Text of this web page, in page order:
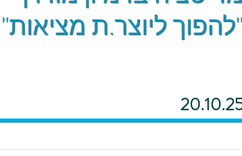
"להפוך ליוצר.ת מציאות"